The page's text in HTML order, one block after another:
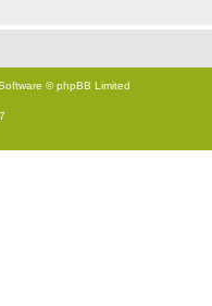
© phpBB Limited